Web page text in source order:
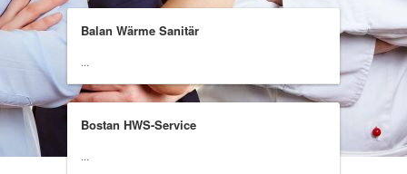
Balan Wärme Sanitär
...
Bostan HWS-Service
...